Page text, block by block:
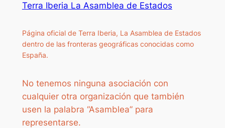
Terra Iberia La Asamblea de Estados
Página oficial de Terra Iberia, La Asamblea de Estados
dentro de las fronteras geográficas conocidas como
España.
No tenemos ninguna asociación con
cualquier otra organización que también
usen la palabra “Asamblea” para
representarse.